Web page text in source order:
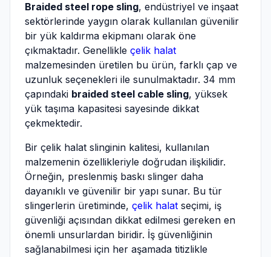
Braided steel rope sling, endüstriyel ve inşaat
sektörlerinde yaygın olarak kullanılan güvenilir
bir yük kaldırma ekipmanı olarak öne
çıkmaktadır. Genellikle çelik halat
malzemesinden üretilen bu ürün, farklı çap ve
uzunluk seçenekleri ile sunulmaktadır. 34 mm
çapındaki braided steel cable sling, yüksek
yük taşıma kapasitesi sayesinde dikkat
çekmektedir.
Bir çelik halat slinginin kalitesi, kullanılan
malzemenin özellikleriyle doğrudan ilişkilidir.
Örneğin, preslenmiş baskı slinger daha
dayanıklı ve güvenilir bir yapı sunar. Bu tür
slingerlerin üretiminde, çelik halat seçimi, iş
güvenliği açısından dikkat edilmesi gereken en
önemli unsurlardan biridir. İş güvenliğinin
sağlanabilmesi için her aşamada titizlikle